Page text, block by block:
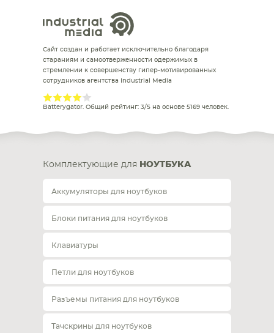
Сайт создан и работает исключительно благодаря
стараниям и самоотверженности одержимых в
стремлении к совершенству гипер-мотивированных
сотрудников агентства Industrial Media
Batterygator. Общий рейтинг: 3/5 на основе 5169 человек.
Комплектующие для НОУТБУКА
Аккумуляторы для ноутбуков
Блоки питания для ноутбуков
Клавиатуры
Петли для ноутбуков
Разъемы питания для ноутбуков
Тачскрины для ноутбуков